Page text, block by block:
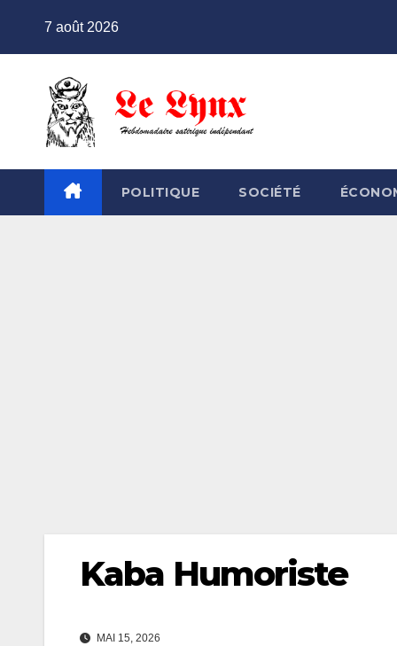
7 août 2026
POLITIQUE SOCIÉTÉ
Kaba Humoriste
MAI 15, 2026